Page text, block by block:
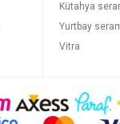
Kütahya
Yurtbay
Vitra